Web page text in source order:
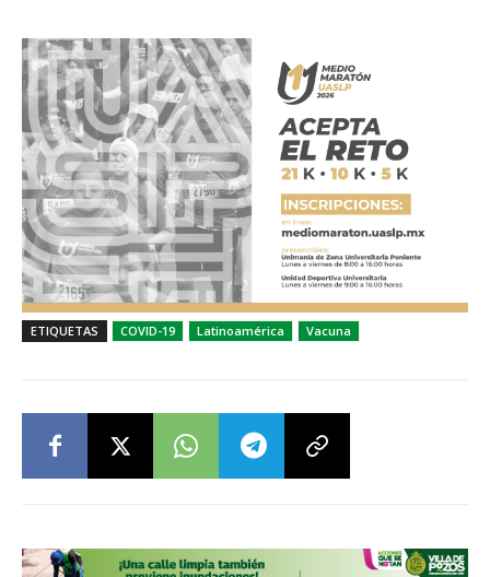
ETIQUETAS COVID-19 Latinoamérica Vacuna